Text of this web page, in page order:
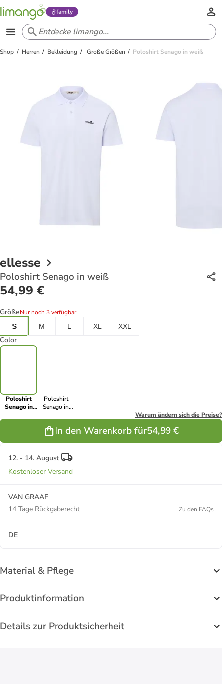
family
Shop Herren Bekleidung Große Größen Poloshirt Senago in weiß
ellesse
Poloshirt Senago in weiß
54,99 €
GrößeNur noch 3 verfügbar
S
M L XL XXL
Color
Poloshirt
Senago in
Poloshirt
Senago in
Warum ändern sich die Preise?
In den Warenkorb für54,99 €
12. - 14. August
Kostenloser Versand
VAN GRAAF
14 Tage Rückgaberecht
Zu den FAQs
DE
Material & Pflege
Produktinformation
Details zur Produktsicherheit